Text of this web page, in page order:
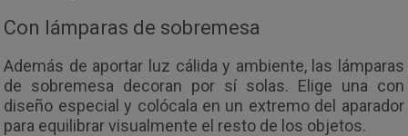
Con lámparas de sobremesa
Además de aportar luz cálida y ambiente, las lámparas
de sobremesa decoran por sí solas. Elige una con
diseño especial y colócala en un extremo del aparador
para equilibrar visualmente el resto de los objetos.